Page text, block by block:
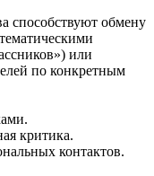
способствуют обмену
или
по конкретным
критика.
контактов.